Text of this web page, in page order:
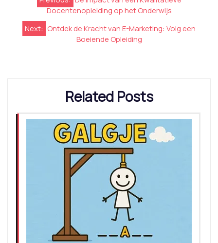
Docentenopleiding op het Onderwijs
Next: Ontdek de Kracht van E-Marketing: Volg een
Boeiende Opleiding
Related Posts